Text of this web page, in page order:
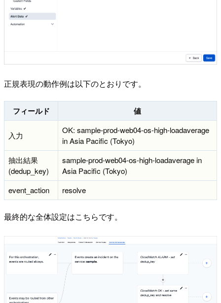
正規表現の動作例は以下のとおりです。
フィールド 値
入力
OK: sample-prod-web04-os-high-loadaverage
in Asia Pacific (Tokyo)
抽出結果
(dedup_key)
sample-prod-web04-os-high-loadaverage in
Asia Pacific (Tokyo)
event_action
resolve
最終的な全体設定はこちらです。